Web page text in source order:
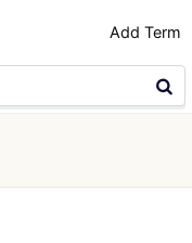
Add Term